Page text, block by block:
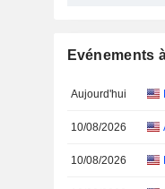
Evénements
Aujourd'hui
10/08/2026
10/08/2026